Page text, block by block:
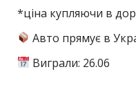
*ціна купляючи в
Авто прямує в
Виграли: 26.06